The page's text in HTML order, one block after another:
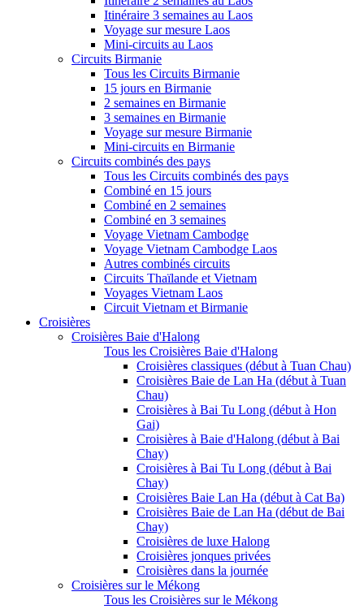
Itinéraire 3 semaines au Laos
Voyage sur mesure Laos
Mini-circuits au Laos
Circuits Birmanie
Tous les Circuits Birmanie
15 jours en Birmanie
2 semaines en Birmanie
3 semaines en Birmanie
Voyage sur mesure Birmanie
Mini-circuits en Birmanie
Circuits combinés des pays
Tous les Circuits combinés des pays
Combiné en 15 jours
Combiné en 2 semaines
Combiné en 3 semaines
Voyage Vietnam Cambodge
Voyage Vietnam Cambodge Laos
Autres combinés circuits
Circuits Thaïlande et Vietnam
Voyages Vietnam Laos
Circuit Vietnam et Birmanie
Croisières
Croisières Baie d'Halong
Tous les Croisières Baie d'Halong
Croisières classiques (début à Tuan Chau)
Croisières Baie de Lan Ha (début à Tuan
Chau)
Croisières à Bai Tu Long (début à Hon
Gai)
Croisières à Baie d'Halong (début à Bai
Chay)
Croisières à Bai Tu Long (début à Bai
Chay)
Croisières Baie Lan Ha (début à Cat Ba)
Croisières Baie de Lan Ha (début de Bai
Chay)
Croisières de luxe Halong
Croisières jonques privées
Croisières dans la journée
Croisières sur le Mékong
Tous les Croisières sur le Mékong